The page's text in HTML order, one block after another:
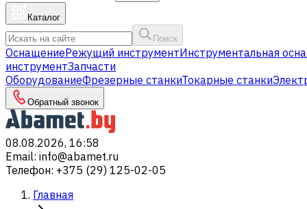
Каталог
Поиск
ОснащениеРежущий инструментИнструментальная
инструментЗапчасти
ОборудованиеФрезерные станкиТокарные станки
Обратный звонок
08.08.2026, 16:58
Email: info@abamet.ru
Телефон: +375 (29) 125-02-05
Главная